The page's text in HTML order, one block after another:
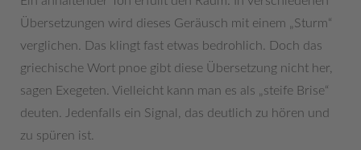
Übersetzungen wird dieses Geräusch mit einem „Sturm“
verglichen. Das klingt fast etwas bedrohlich. Doch das
griechische Wort pnoe gibt diese Übersetzung nicht her,
sagen Exegeten. Vielleicht kann man es als „steife Brise“
deuten. Jedenfalls ein Signal, das deutlich zu hören und
zu spüren ist.